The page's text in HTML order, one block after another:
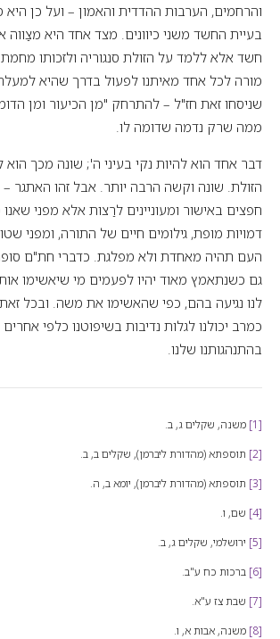
והרחמים, הערבות ההדדית והאמון – ועל כן
בעיית החשד משני כיוונים. מצד אחד היא מצַווה
חשד אלא ללמד על הזולת סנגוריה ולזכותו
מורה לכל אחד מאיתנו לפעול בדרך שהיא
שניסחו זאת חז"ל – להתרחק "מן הכיעור ומן
ממה שרק נדמה שדומה לו.
דבר אחד הוא להיות נקי בעיני ה'; שונה מכך הוא
הזולת. שונה וקשה הרבה יותר. אבל זהו האתגר
חפצים באישור ומעוניינים לרַצות אלא מפני שאנו
דמויות מופת, גילומים חיים של התורה, ומפני
העם תהיה מאחדת ולא מפלגת. כדברי חת"ם
גם כשנתאמץ מאוד יהיו לפעמים מי שיאשימו
לנו נגיעה בהם, כפי שהאשימו את משה. ובכל
כמרב יכולנו לגלות נדיבות בשיפוטנו כלפי
בהתנהגותנו שלנו.
[1]
משנה, שקלים ג, ב.
[2]
תוספתא (מהדורת ליברמן), שקלים ב, ב.
[3]
תוספתא (מהדורת ליברמן), יומא ב, ה.
[4]
שם, ו.
[5]
ירושלמי, שקלים ג, ב.
[6]
ברכות כח ע"ב.
[7]
שבת צז ע"א.
[8]
משנה, אבות א, ו.